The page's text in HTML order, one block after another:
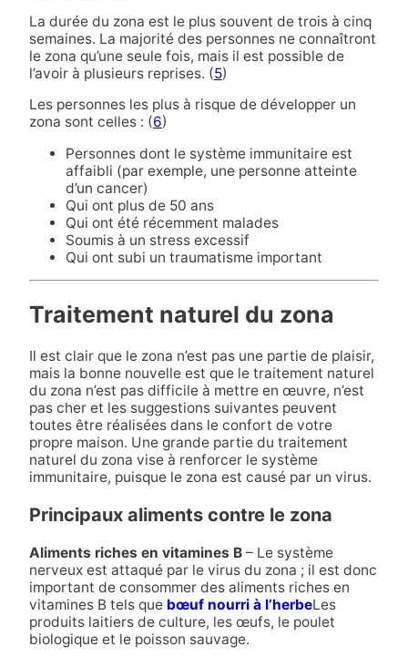
La durée du zona est le plus souvent de trois à cinq
semaines. La majorité des personnes ne connaîtront
le zona qu’une seule fois, mais il est possible de
l’avoir à plusieurs reprises. (5)
Les personnes les plus à risque de développer un
zona sont celles : (6)
Personnes dont le système immunitaire est
affaibli (par exemple, une personne atteinte
d’un cancer)
Qui ont plus de 50 ans
Qui ont été récemment malades
Soumis à un stress excessif
Qui ont subi un traumatisme important
Traitement naturel du zona
Il est clair que le zona n’est pas une partie de plaisir,
mais la bonne nouvelle est que le traitement naturel
du zona n’est pas difficile à mettre en œuvre, n’est
pas cher et les suggestions suivantes peuvent
toutes être réalisées dans le confort de votre
propre maison. Une grande partie du traitement
naturel du zona vise à renforcer le système
immunitaire, puisque le zona est causé par un virus.
Principaux aliments contre le zona
Aliments riches en vitamines B– Le système
nerveux est attaqué par le virus du zona ; il est donc
important de consommer des aliments riches en
vitamines B tels que bœuf nourri à l’herbeLes
produits laitiers de culture, les œufs, le poulet
biologique et le poisson sauvage.